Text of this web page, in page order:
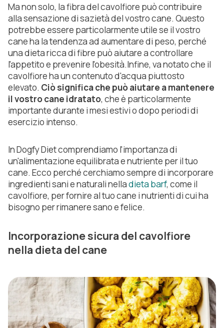
Ma non solo, la fibra del cavolfiore può contribuire
alla sensazione di sazietà del vostro cane. Questo
potrebbe essere particolarmente utile se il vostro
cane ha la tendenza ad aumentare di peso, perché
una dieta ricca di fibre può aiutare a controllare
l'appetito e prevenire l'obesità.Infine, va notato che il
cavolfiore ha un contenuto d'acqua piuttosto
elevato. Ciò significa che può aiutare a mantenere
il vostro cane idratato, che è particolarmente
importante durante i mesi estivi o dopo periodi di
esercizio intenso.
In Dogfy Diet comprendiamo l'importanza di
un'alimentazione equilibrata e nutriente per il tuo
cane. Ecco perché cerchiamo sempre di incorporare
ingredienti sani e naturali nelladieta barf, come il
cavolfiore, per fornire al tuo cane i nutrienti di cui ha
bisogno per rimanere sano e felice.
Incorporazione sicura del cavolfiore
nella dieta del cane